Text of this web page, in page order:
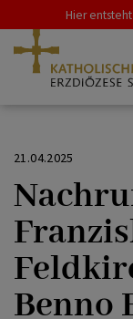
Hier
Kirche
Papst
Papst
21.04.2025
Benno